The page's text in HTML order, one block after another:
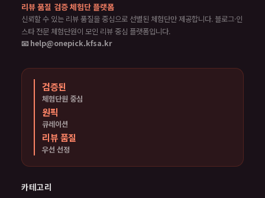
리뷰 품질 검증 체험단 플랫폼
신뢰할 수 있는 리뷰 품질을 중심으로 선별된 체험단만 제공합니다. 블로그·인
스타 전문 체험단원이 모인 리뷰 중심 플랫폼입니다.
📧 help@onepick.kfsa.kr
검증된
체험단원 중심
원픽
큐레이션
리뷰 품질
우선 선정
카테고리